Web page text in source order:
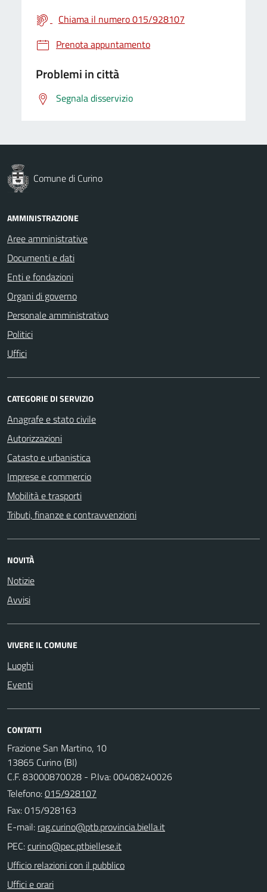
Chiama il numero 015/928107
Prenota appuntamento
Problemi in città
Segnala disservizio
Comune di Curino
AMMINISTRAZIONE
Aree amministrative
Documenti e dati
Enti e fondazioni
Organi di governo
Personale amministrativo
Politici
Uffici
CATEGORIE DI SERVIZIO
Anagrafe e stato civile
Autorizzazioni
Catasto e urbanistica
Imprese e commercio
Mobilità e trasporti
Tributi, finanze e contravvenzioni
NOVITÀ
Notizie
Avvisi
VIVERE IL COMUNE
Luoghi
Eventi
CONTATTI
Frazione San Martino, 10
13865 Curino (BI)
C.F. 83000870028 - P.Iva: 00408240026
Telefono:015/928107
Fax: 015/928163
E-mail:
PEC:
Ufficio relazioni con il pubblico
Uffici e orari